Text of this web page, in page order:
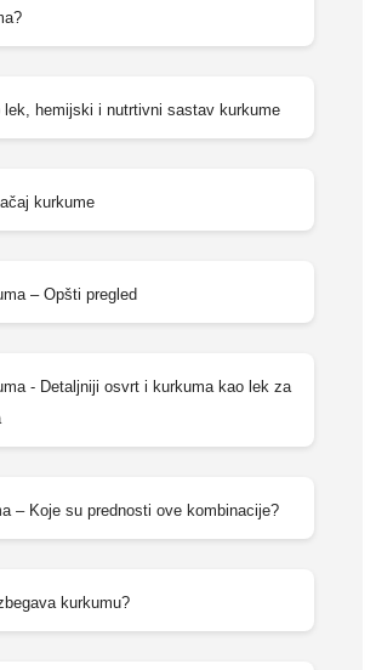
lek, hemijski i nutrtivni sastav kurkume
kurkume
– Opšti pregled
- Detaljniji osvrt i kurkuma kao lek za
– Koje su prednosti ove kombinacije?
kurkumu?